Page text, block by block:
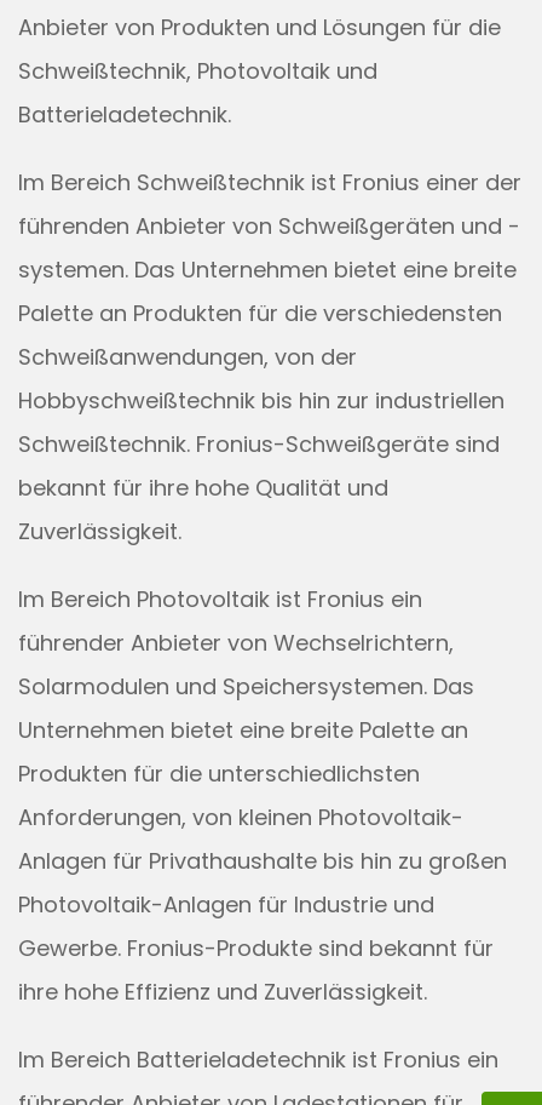
Anbieter von Produkten und Lösungen für die
Schweißtechnik, Photovoltaik und
Batterieladetechnik.
Im Bereich Schweißtechnik ist Fronius einer der
führenden Anbieter von Schweißgeräten und -
systemen. Das Unternehmen bietet eine breite
Palette an Produkten für die verschiedensten
Schweißanwendungen, von der
Hobbyschweißtechnik bis hin zur industriellen
Schweißtechnik. Fronius-Schweißgeräte sind
bekannt für ihre hohe Qualität und
Zuverlässigkeit.
Im Bereich Photovoltaik ist Fronius ein
führender Anbieter von Wechselrichtern,
Solarmodulen und Speichersystemen. Das
Unternehmen bietet eine breite Palette an
Produkten für die unterschiedlichsten
Anforderungen, von kleinen Photovoltaik-
Anlagen für Privathaushalte bis hin zu großen
Photovoltaik-Anlagen für Industrie und
Gewerbe. Fronius-Produkte sind bekannt für
ihre hohe Effizienz und Zuverlässigkeit.
Im Bereich Batterieladetechnik ist Fronius ein